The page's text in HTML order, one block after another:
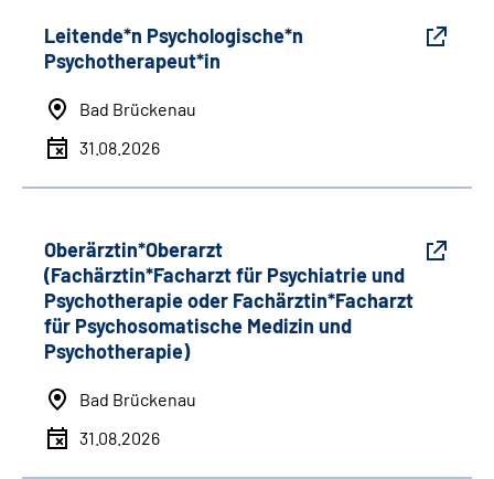
Leitende*n Psychologische*n
Psychotherapeut*in
Bad Brückenau
31.08.2026
Oberärztin*Oberarzt
(Fachärztin*Facharzt für Psychiatrie und
Psychotherapie oder Fachärztin*Facharzt
für Psychosomatische Medizin und
Psychotherapie)
Bad Brückenau
31.08.2026